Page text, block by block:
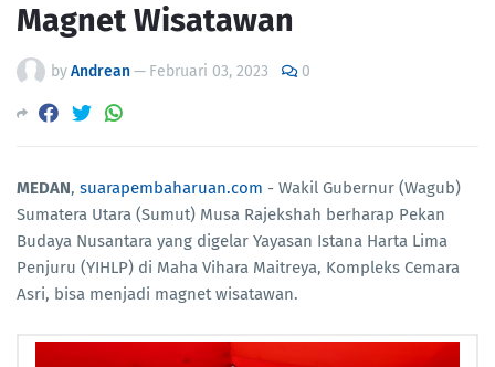
Magnet Wisatawan
byAndrean— Februari 03, 2023 0
MEDAN, suarapembaharuan.com - Wakil Gubernur (Wagub)
Sumatera Utara (Sumut) Musa Rajekshah berharap Pekan
Budaya Nusantara yang digelar Yayasan Istana Harta Lima
Penjuru (YIHLP) di Maha Vihara Maitreya, Kompleks Cemara
Asri, bisa menjadi magnet wisatawan.